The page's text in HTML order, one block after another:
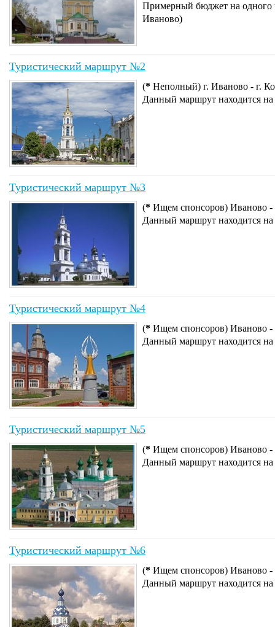
Примерный бюджет на одного
Иваново)
Туристический маршрут №2
(* Неполный) г. Иваново - г.
Данный маршрут находится
Туристический маршрут №3
(* Ищем спонсоров) Иваново
Данный маршрут находится
Туристический маршрут №4
(* Ищем спонсоров) Иваново
Данный маршрут находится
Туристический маршрут №5
(* Ищем спонсоров) Иваново
Данный маршрут находится
Туристический маршрут №6
(* Ищем спонсоров) Иваново
Данный маршрут находится